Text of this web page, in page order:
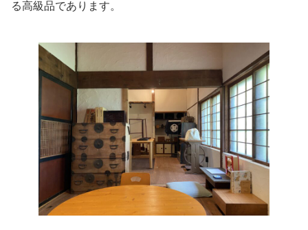
る高級品であります。